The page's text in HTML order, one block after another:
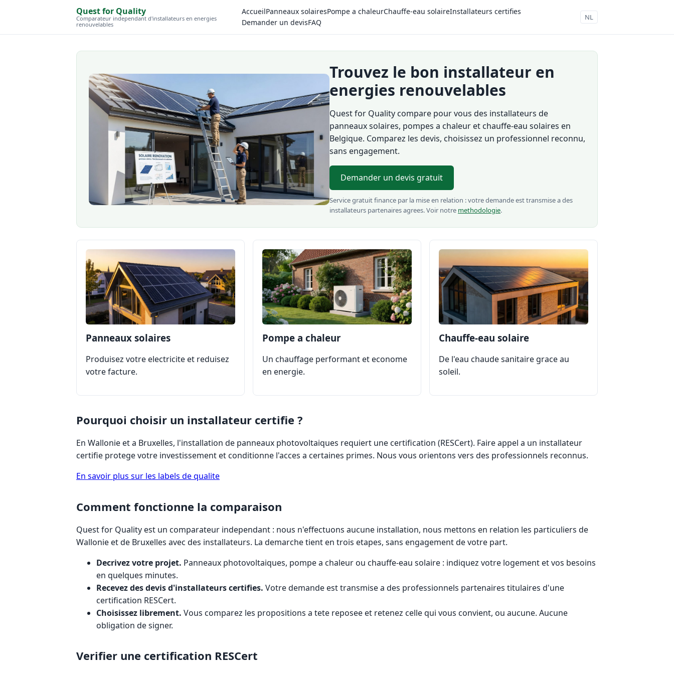
Quest for Quality
Comparateur independant d'installateurs en energies
renouvelables
AccueilPanneaux solairesPompe a chaleurChauffe-eau solaireInstallateurs certifies
Demander un devisFAQ
NL
Trouvez le bon installateur en
energies renouvelables
Quest for Quality compare pour vous des installateurs de
panneaux solaires, pompes a chaleur et chauffe-eau solaires en
Belgique. Comparez les devis, choisissez un professionnel reconnu,
sans engagement.
Demander un devis gratuit
Service gratuit finance par la mise en relation : votre demande est transmise a des
installateurs partenaires agrees. Voir notre methodologie.
Panneaux solaires
Produisez votre electricite et reduisez
votre facture.
Pompe a chaleur
Un chauffage performant et econome
en energie.
Chauffe-eau solaire
De l'eau chaude sanitaire grace au
soleil.
Pourquoi choisir un installateur certifie ?
En Wallonie et a Bruxelles, l'installation de panneaux photovoltaiques requiert une certification (RESCert). Faire appel a un installateur
certifie protege votre investissement et conditionne l'acces a certaines primes. Nous vous orientons vers des professionnels reconnus.
En savoir plus sur les labels de qualite
Comment fonctionne la comparaison
Quest for Quality est un comparateur independant : nous n'effectuons aucune installation, nous mettons en relation les particuliers de
Wallonie et de Bruxelles avec des installateurs. La demarche tient en trois etapes, sans engagement de votre part.
Decrivez votre projet. Panneaux photovoltaiques, pompe a chaleur ou chauffe-eau solaire : indiquez votre logement et vos besoins
en quelques minutes.
Recevez des devis d'installateurs certifies. Votre demande est transmise a des professionnels partenaires titulaires d'une
certification RESCert.
Choisissez librement. Vous comparez les propositions a tete reposee et retenez celle qui vous convient, ou aucune. Aucune
obligation de signer.
Verifier une certification RESCert